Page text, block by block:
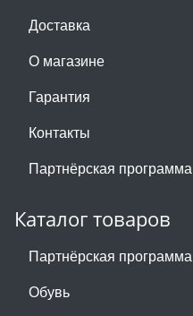
Доставка
О магазине
Гарантия
Контакты
Партнёрская программа
Каталог товаров
Партнёрская программа
Обувь